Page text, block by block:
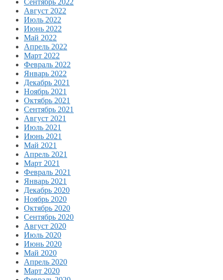
Сентябрь 2022
Август 2022
Июль 2022
Июнь 2022
Май 2022
Апрель 2022
Март 2022
Февраль 2022
Январь 2022
Декабрь 2021
Ноябрь 2021
Октябрь 2021
Сентябрь 2021
Август 2021
Июль 2021
Июнь 2021
Май 2021
Апрель 2021
Март 2021
Февраль 2021
Январь 2021
Декабрь 2020
Ноябрь 2020
Октябрь 2020
Сентябрь 2020
Август 2020
Июль 2020
Июнь 2020
Май 2020
Апрель 2020
Март 2020